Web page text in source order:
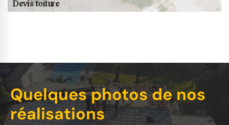
Quelques photos de nos
réalisations